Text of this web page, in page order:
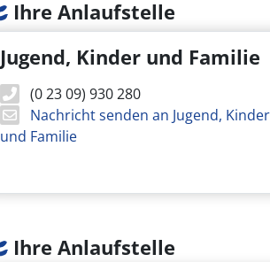
Ihre Anlaufstelle
Jugend, Kinder und Familie
(0 23 09) 930 280
Nachricht senden an Jugend, Kinder
und Familie
Ihre Anlaufstelle